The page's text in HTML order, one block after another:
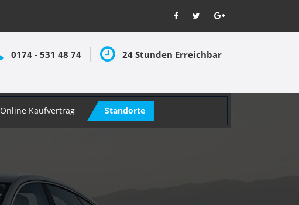
0174 - 531 48 74 24 Stunden Erreichbar
Online Kaufvertrag Standorte